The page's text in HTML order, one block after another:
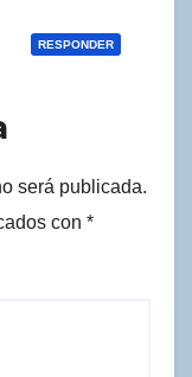
RESPONDER
será publicada.
con *